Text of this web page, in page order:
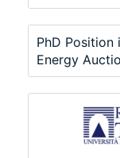
PhD Position
Energy